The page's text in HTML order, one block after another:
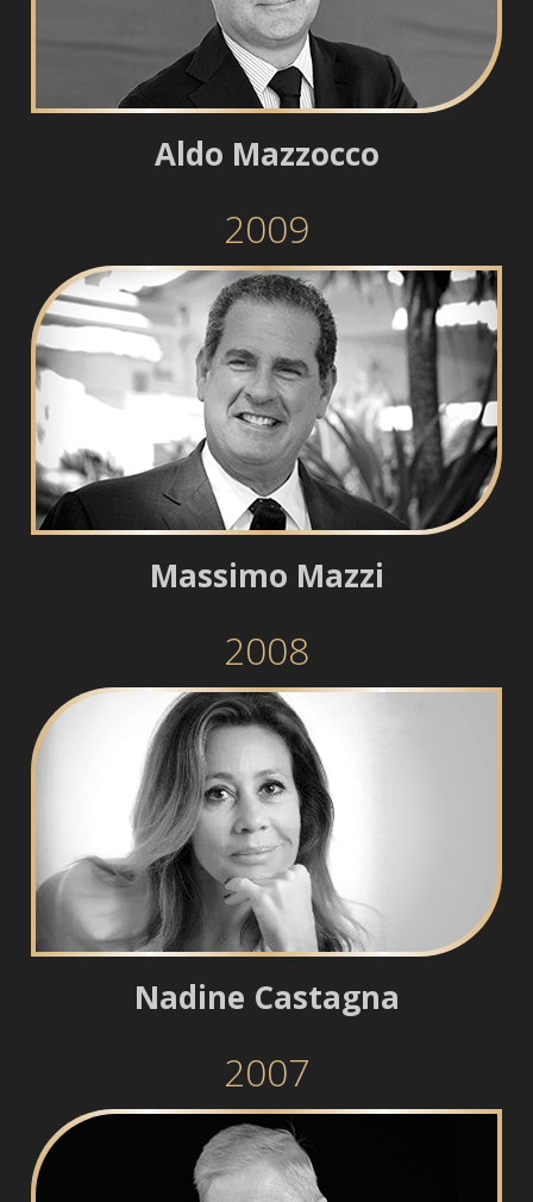
Aldo Mazzocco
2009
Massimo Mazzi
2008
Nadine Castagna
2007